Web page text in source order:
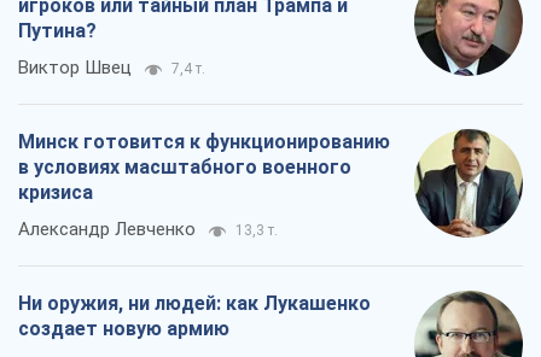
игроков или тайный план Трампа и
Путина?
Виктор Швец 7,4 т.
Минск готовится к функционированию
в условиях масштабного военного
кризиса
Александр Левченко 13,3 т.
Ни оружия, ни людей: как Лукашенко
создает новую армию